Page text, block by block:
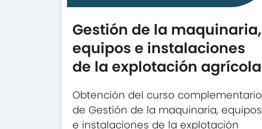
Gestión de la maquinaria,
equipos e instalaciones
de la explotación agrícola
Obtención del curso complementario
de Gestión de la maquinaria, equipos
e instalaciones de la explotación